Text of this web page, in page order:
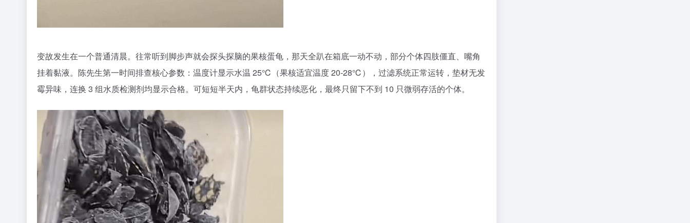
变故发生在一个普通清晨。往常听到脚步声就会探头探脑的果核蛋龟，那天全趴在箱底一动不动，部分个体四肢僵直、嘴角
挂着黏液。陈先生第一时间排查核心参数：温度计显示水温 25℃（果核适宜温度 20-28℃），过滤系统正常运转，垫材无发
霉异味，连换 3 组水质检测剂均显示合格。可短短半天内，龟群状态持续恶化，最终只留下不到 10 只微弱存活的个体。